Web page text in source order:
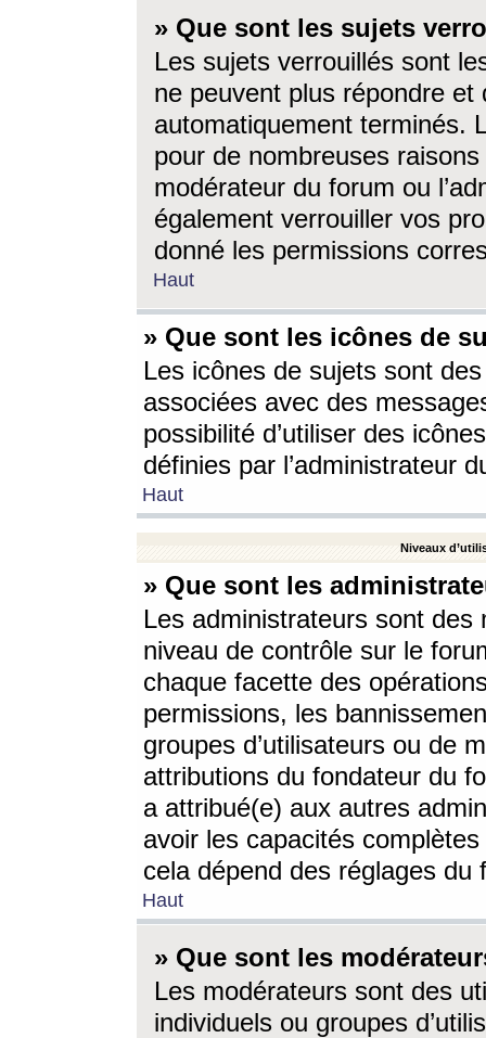
» Que sont les sujets
Les sujets verrouillés sont
ne peuvent plus répondre
automatiquement terminés.
pour de nombreuses
modérateur du forum ou
également verrouiller vos
donné les permissions
Haut
» Que sont les icônes de
Les icônes de sujets sont
associées avec des
possibilité d’utiliser des
définies par l’administrateur
Haut
Niveaux
» Que sont les
Les administrateurs sont
niveau de contrôle sur le
chaque facette des
permissions, les
groupes d’utilisateurs ou de
attributions du fondateur du
a attribué(e) aux autres
avoir les capacités
cela dépend des réglages du
Haut
» Que sont les
Les modérateurs sont des
individuels ou groupes